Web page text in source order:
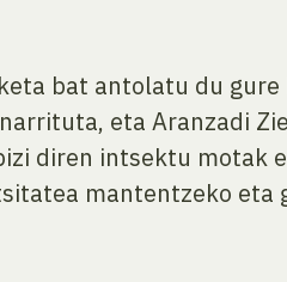
bat antolatu du
eta Aranzadi
diren intsektu motak
mantentzeko eta